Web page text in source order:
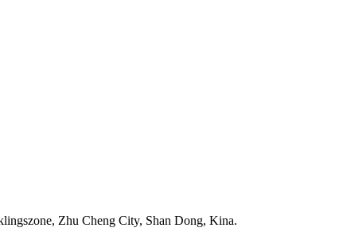
Zhu Cheng City, Shan Dong, Kina.